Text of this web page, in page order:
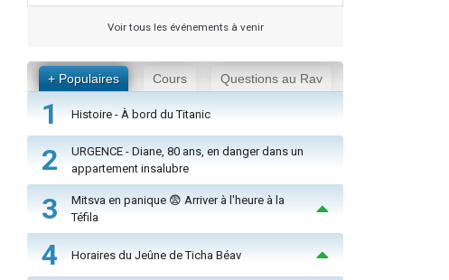
Voir tous les événements à venir
+ Populaires Cours Questions au Rav
1 Histoire - À bord du Titanic
2
URGENCE - Diane, 80 ans, en danger dans un
appartement insalubre
3
Mitsva en panique 😨 Arriver à l'heure à la
Téfila
4 Horaires du Jeûne de Ticha Béav